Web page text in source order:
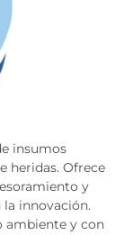
insumos
heridas. Ofrece
y
innovación.
ambiente y con